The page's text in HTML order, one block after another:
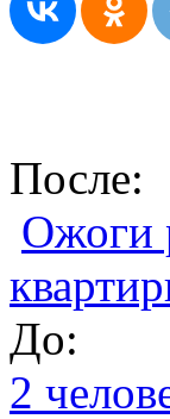
После:
Ожоги
До:
2